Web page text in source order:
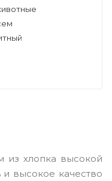
из хлопка высокой
и высокое качество